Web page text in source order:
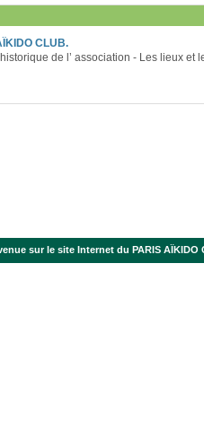
CLUB.
de l’ association - Les lieux
sur le site Internet du PARIS AÏKIDO